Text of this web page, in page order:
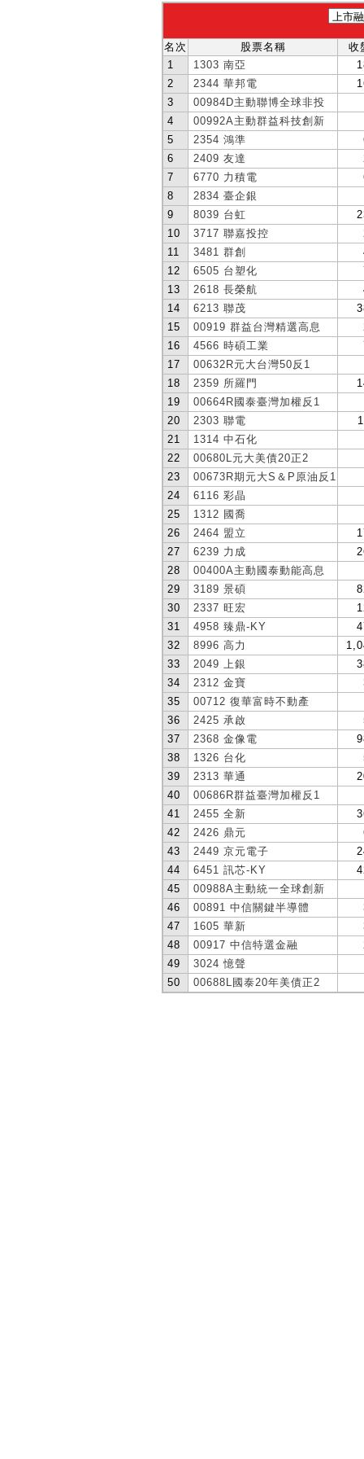
名次 股票名稱
收
1
1303 南亞
2
2344 華邦電
3
00984D主動聯博全球非投
4
00992A主動群益科技創新
5
2354 鴻準
6
2409 友達
7
6770 力積電
8
2834 臺企銀
9
8039 台虹
10
3717 聯嘉投控
11
3481 群創
12
6505 台塑化
13
2618 長榮航
14
6213 聯茂
15
00919 群益台灣精選高息
16
4566 時碩工業
17
00632R元大台灣50反1
18
2359 所羅門
19
00664R國泰臺灣加權反1
20
2303 聯電
21
1314 中石化
22
00680L元大美債20正2
23
00673R期元大S＆P原油反1
24
6116 彩晶
25
1312 國喬
26
2464 盟立
27
6239 力成
28
00400A主動國泰動能高息
29
3189 景碩
30
2337 旺宏
31
4958 臻鼎-KY
32
8996 高力
33
2049 上銀
34
2312 金寶
35
00712 復華富時不動產
36
2425 承啟
37
2368 金像電
38
1326 台化
39
2313 華通
40
00686R群益臺灣加權反1
41
2455 全新
42
2426 鼎元
43
2449 京元電子
44
6451 訊芯-KY
45
00988A主動統一全球創新
46
00891 中信關鍵半導體
47
1605 華新
48
00917 中信特選金融
49
3024 憶聲
50
00688L國泰20年美債正2